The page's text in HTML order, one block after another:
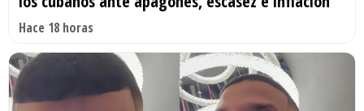
Hace 18 horas